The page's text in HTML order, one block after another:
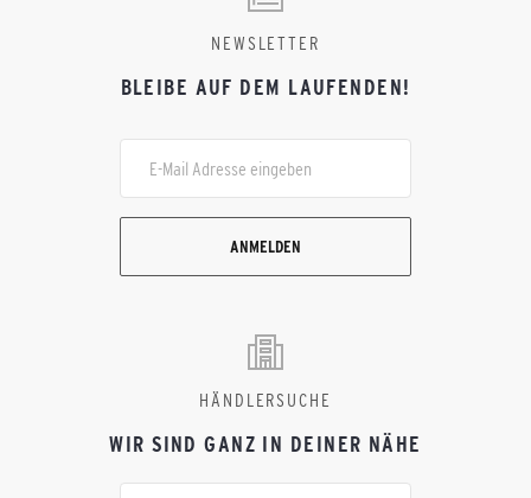
NEWSLETTER
BLEIBE AUF DEM LAUFENDEN!
ANMELDEN
HÄNDLERSUCHE
WIR SIND GANZ IN DEINER NÄHE